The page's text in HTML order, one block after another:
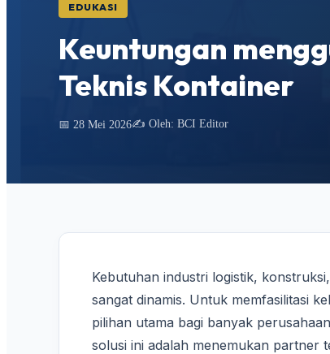
EDUKASI
Keuntungan
Teknis Kontainer
📅 28 Mei 2026✍️ Oleh: BCI Editor
Kebutuhan industri logistik,
sangat dinamis. Untuk memfasilitasi
pilihan utama bagi banyak
solusi ini adalah menemukan partner